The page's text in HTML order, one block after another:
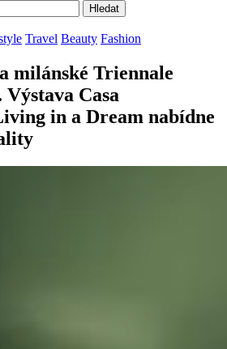
Travel Beauty Fashion
milánské Triennale
Casa
in a Dream nabídne